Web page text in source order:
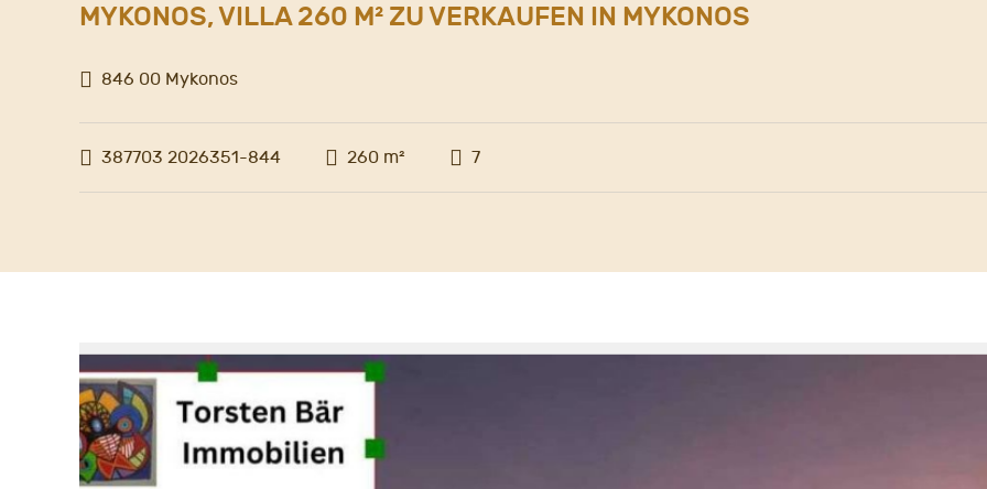
MYKONOS, VILLA 260 M² ZU VERKAUFEN IN MYKONOS
846 00 Mykonos
387703 2026351-844 260 m² 7